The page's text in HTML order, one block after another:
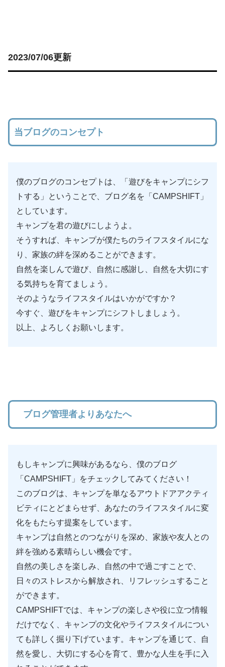
2023/07/06更新
当ブログのコンセプト
僕のブログのコンセプトは、「遊びをキャンプにシフ
トする」ということで、ブログ名を「CAMPSHIFT」
としています。
キャンプを君の遊びにしようよ。
そうすれば、キャンプが僕たちのライフスタイルにな
り、家族の絆を深めることができます。
自然を楽しんで遊び、自然に感謝し、自然を大切にす
る気持ちを育てましょう。
そのようなライフスタイルはいかがですか？
今すぐ、遊びをキャンプにシフトしましょう。
以上、よろしくお願いします。
ブログ管理者よりあなたへ
もしキャンプに興味があるなら、僕のブログ
「CAMPSHIFT」をチェックしてみてください！
このブログは、キャンプを単なるアウトドアアクティ
ビティにとどまらせず、あなたのライフスタイルに変
化をもたらす提案をしています。
キャンプは自然とのつながりを深め、家族や友人との
絆を強める素晴らしい機会です。
自然の美しさを楽しみ、自然の中で過ごすことで、
日々のストレスから解放され、リフレッシュすること
ができます。
CAMPSHIFTでは、キャンプの楽しさや役に立つ情報
だけでなく、キャンプの文化やライフスタイルについ
ても詳しく掘り下げています。キャンプを通じて、自
然を愛し、大切にする心を育て、豊かな人生を手に入